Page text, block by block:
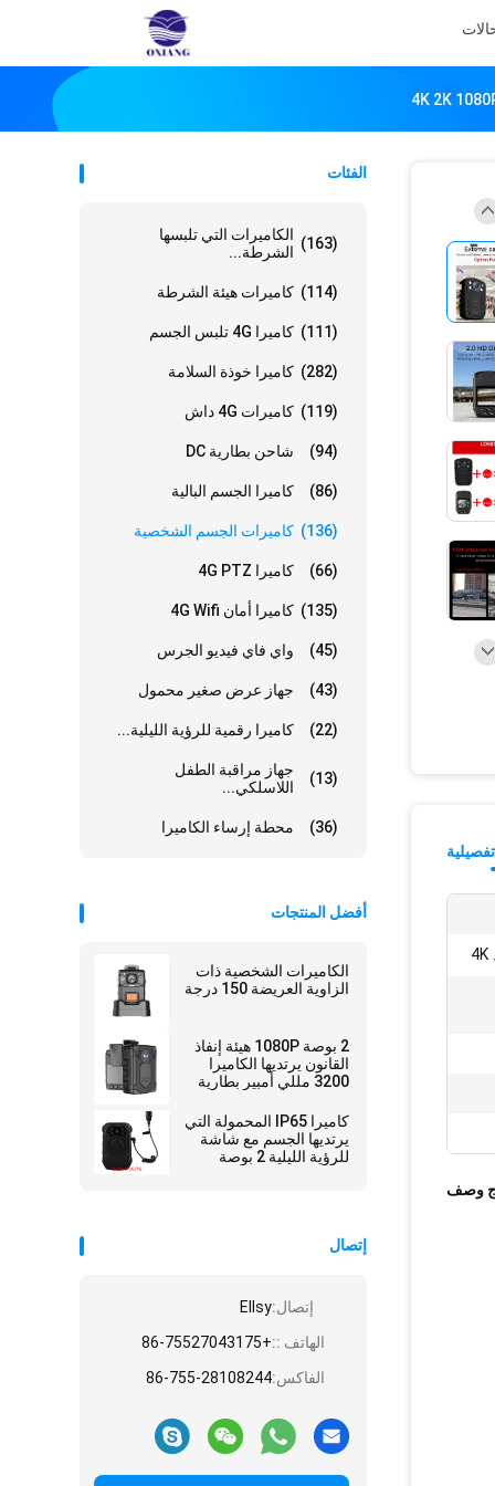
الفئات
الكاميرات التي تلبسها
الشرطة...
(163)
كاميرات هيئة الشرطة (114)
كاميرا 4G تلبس الجسم (111)
كاميرا خوذة السلامة (282)
كاميرات 4G داش (119)
شاحن بطارية DC (94)
كاميرا الجسم البالية (86)
كاميرات الجسم الشخصية (136)
كاميرا 4G PTZ (66)
كاميرا أمان 4G Wifi (135)
واي فاي فيديو الجرس (45)
جهاز عرض صغير محمول (43)
كاميرا رقمية للرؤية الليلية... (22)
جهاز مراقبة الطفل
اللاسلكي...
(13)
محطة إرساء الكاميرا (36)
أفضل المنتجات
الكاميرات الشخصية ذات
الزاوية العريضة 150 درجة
2 بوصة 1080P هيئة إنفاذ
القانون يرتديها الكاميرا
3200 مللي أمبير بطارية
كاميرا IP65 المحمولة التي
يرتديها الجسم مع شاشة
للرؤية الليلية 2 بوصة
إتصال
إتصال:Ellsy
الهاتف ::+86-75527043175
الفاكس:86-755-28108244
4K
وصف